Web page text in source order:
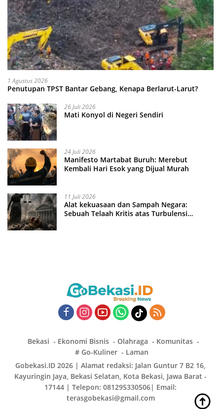
1 Agustus 2026
Penutupan TPST Bantar Gebang, Kenapa Berlarut-Larut?
26 Juli 2026
Mati Konyol di Negeri Sendiri
24 Juli 2026
Manifesto Martabat Buruh: Merebut
Kembali Hari Esok yang Dijual Murah
11 Juli 2026
Alat kekuasaan dan Sampah Negara:
Sebuah Telaah Kritis atas Turbulensi
Bekasi Ekonomi Bisnis Olahraga
Komunitas
# Go-Kuliner
Laman
Gobekasi.ID 2026 | Alamat redaksi: Jalan Guntur 7 B2 16,
Kayuringin Jaya, Bekasi Selatan, Kota Bekasi, Jawa Barat -
17144 | Telepon: 081295330506| Email:
terasgobekasi@gmail.com